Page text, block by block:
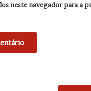
neste navegador para a